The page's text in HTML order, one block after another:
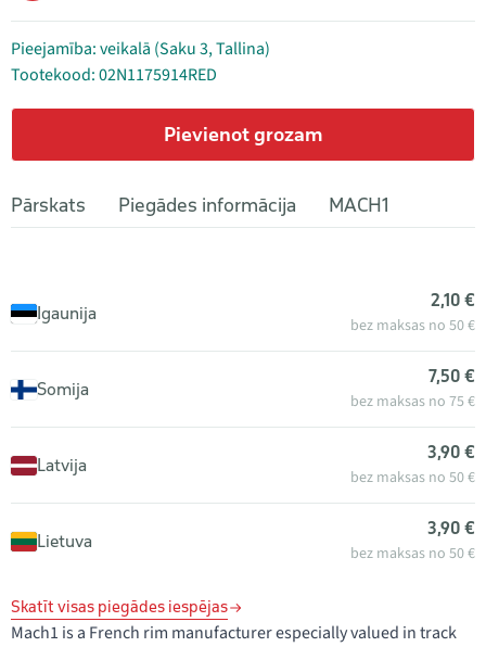
Pieejamība: veikalā (Saku 3, Tallina)
Tootekood: 02N1175914RED
Pievienot grozam
Pārskats Piegādes informācija MACH1
Igaunija
2,10 €
bez maksas no 50 €
Somija
7,50 €
bez maksas no 75 €
Latvija
3,90 €
bez maksas no 50 €
Lietuva
3,90 €
bez maksas no 50 €
Skatīt visas piegādes iespējas
Mach1 is a French rim manufacturer especially valued in track